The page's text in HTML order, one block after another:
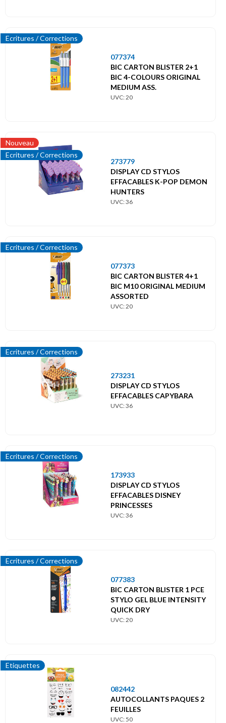
Ecritures / Corrections
077374
BIC CARTON BLISTER 2+1
BIC 4-COLOURS ORIGINAL
MEDIUM ASS.
UVC: 20
Nouveau
Ecritures / Corrections
273779
DISPLAY CD STYLOS
EFFACABLES K-POP DEMON
HUNTERS
UVC: 36
Ecritures / Corrections
077373
BIC CARTON BLISTER 4+1
BIC M10 ORIGINAL MEDIUM
ASSORTED
UVC: 20
Ecritures / Corrections
273231
DISPLAY CD STYLOS
EFFACABLES CAPYBARA
UVC: 36
Ecritures / Corrections
173933
DISPLAY CD STYLOS
EFFACABLES DISNEY
PRINCESSES
UVC: 36
Ecritures / Corrections
077383
BIC CARTON BLISTER 1 PCE
STYLO GEL BLUE INTENSITY
QUICK DRY
UVC: 20
Etiquettes
082442
AUTOCOLLANTS PAQUES 2
FEUILLES
UVC: 50